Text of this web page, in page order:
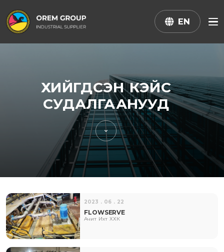
EN
ХИЙГДСЭН КЭЙС
СУДАЛГААНУУД
2023 . 06 . 22
FLOWSERVE
Ачит Ихт ХХК